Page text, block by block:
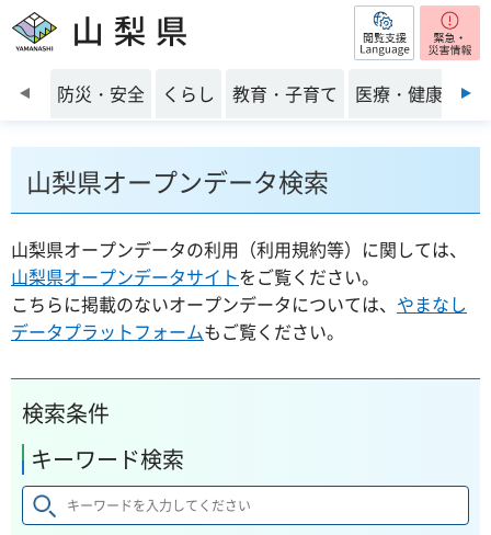
山梨県 閲覧支援
前のスライドを表示
防災・安全 くらし 教育・子育て 医療・健康・福
山梨県オープンデータ検索
山梨県オープンデータの利用（利用規約等）に関しては、
山梨県オープンデータサイトをご覧ください。
こちらに掲載のないオープンデータについては、 やまなし
データプラットフォームもご覧ください。
検索条件
キーワード検索